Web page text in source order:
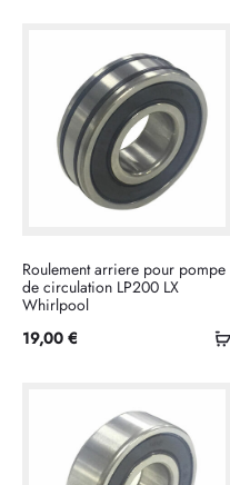
Roulement arriere pour pompe
de circulation LP200 LX
Whirlpool
19,00 €